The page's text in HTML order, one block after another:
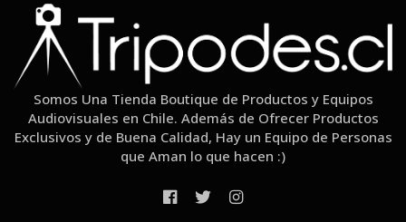
Somos Una Tienda Boutique de Productos y Equipos
Audiovisuales en Chile. Además de Ofrecer Productos
Exclusivos y de Buena Calidad, Hay un Equipo de Personas
que Aman lo que hacen :)